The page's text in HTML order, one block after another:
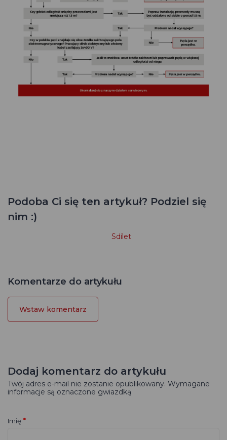
Podoba Ci się ten artykuł? Podziel się
nim :)
Sdílet
Komentarze do artykułu
Wstaw komentarz
Dodaj komentarz do artykułu
Twój adres e-mail nie zostanie opublikowany. Wymagane
informacje są oznaczone gwiazdką
Imię *